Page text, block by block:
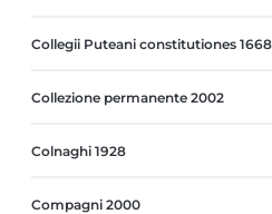
Collegii Puteani constitutiones 1668
Collezione permanente 2002
Colnaghi 1928
Compagni 2000